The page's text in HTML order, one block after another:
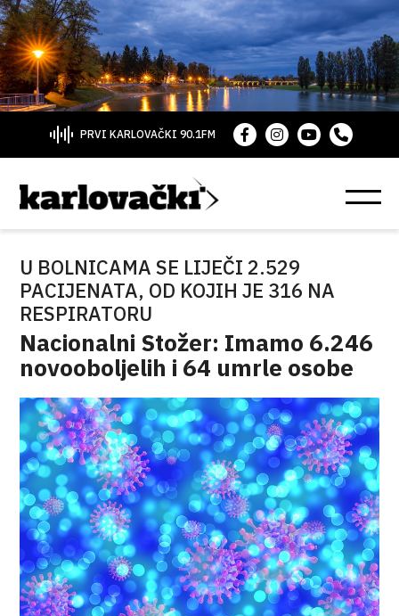
PRVI KARLOVAČKI 90.1FM
U BOLNICAMA SE LIJEČI 2.529
PACIJENATA, OD KOJIH JE 316 NA
RESPIRATORU
Nacionalni Stožer: Imamo 6.246
novooboljelih i 64 umrle osobe